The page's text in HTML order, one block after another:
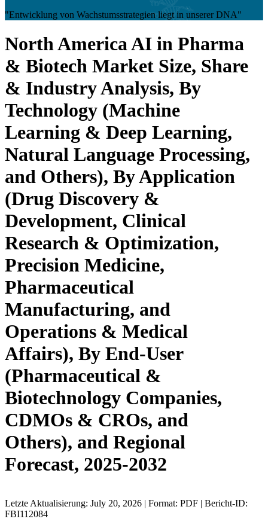
"Entwicklung von Wachstumsstrategien liegt in unserer DNA"
North America AI in Pharma
& Biotech Market Size, Share
& Industry Analysis, By
Technology (Machine
Learning & Deep Learning,
Natural Language Processing,
and Others), By Application
(Drug Discovery &
Development, Clinical
Research & Optimization,
Precision Medicine,
Pharmaceutical
Manufacturing, and
Operations & Medical
Affairs), By End-User
(Pharmaceutical &
Biotechnology Companies,
CDMOs & CROs, and
Others), and Regional
Forecast, 2025-2032
Letzte Aktualisierung: July 20, 2026 | Format: PDF | Bericht-ID:
FBI112084